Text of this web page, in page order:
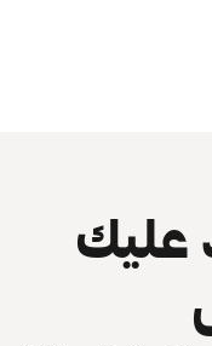
عليك